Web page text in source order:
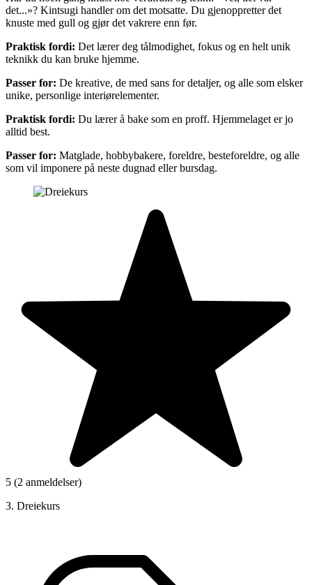
det...»? Kintsugi handler om det motsatte. Du gjenoppretter det
knuste med gull og gjør det vakrere enn før.
Praktisk fordi: Det lærer deg tålmodighet, fokus og en helt unik
teknikk du kan bruke hjemme.
Passer for: De kreative, de med sans for detaljer, og alle som elsker
unike, personlige interiørelementer.
Praktisk fordi: Du lærer å bake som en proff. Hjemmelaget er jo
alltid best.
Passer for: Matglade, hobbybakere, foreldre, besteforeldre, og alle
som vil imponere på neste dugnad eller bursdag.
5 (2 anmeldelser)
3. Dreiekurs